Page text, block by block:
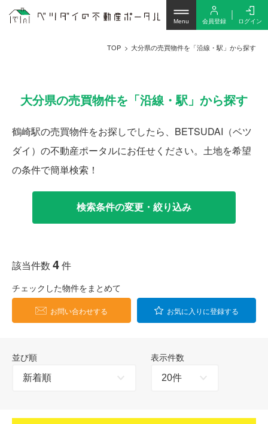
Menu 会員登録 ログイン
TOP 大分県の売買物件を「沿線・駅」から探す
大分県の売買物件を「沿線・駅」から探す
鶴崎駅の売買物件をお探しでしたら、BETSUDAI（ベツ
ダイ）の不動産ポータルにお任せください。土地を希望
の条件で簡単検索！
検索条件の変更・絞り込み
該当件数 4件
チェックした物件をまとめて
お問い合わせする お気に入りに登録する
並び順 表示件数